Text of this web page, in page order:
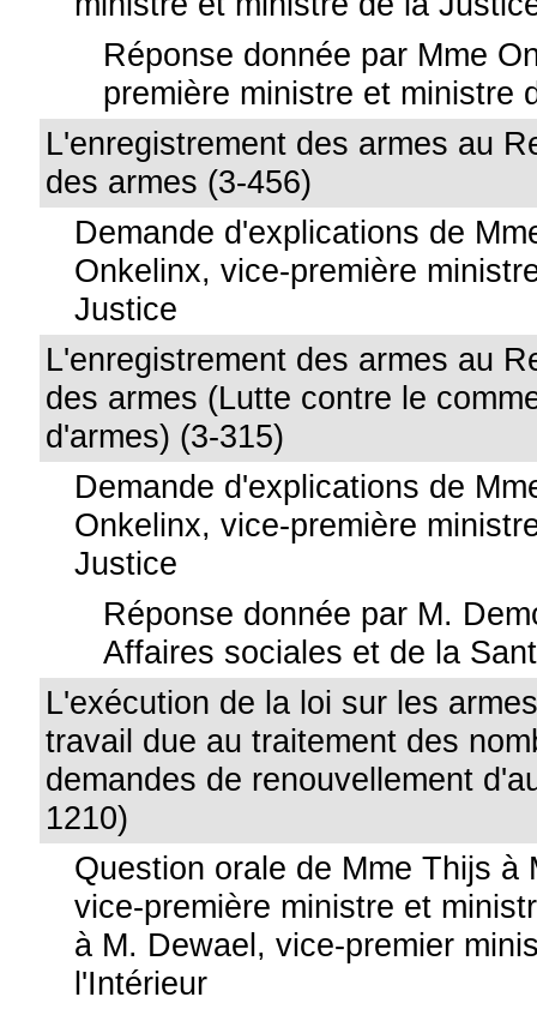
Réponse donnée par Mme
première ministre et ministre
L'enregistrement des armes au
des armes (3-456)
Demande d'explications de
Onkelinx, vice-première
Justice
L'enregistrement des armes au
des armes (Lutte contre le
d'armes) (3-315)
Demande d'explications de
Onkelinx, vice-première
Justice
Réponse donnée par M.
Affaires sociales et de la
L'exécution de la loi sur les
travail due au traitement des
demandes de renouvellement
1210)
Question orale de Mme Thijs à
vice-première ministre et
à M. Dewael, vice-premier
l'Intérieur